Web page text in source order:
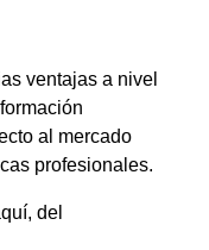
ventajas a nivel
al mercado
profesionales.
del